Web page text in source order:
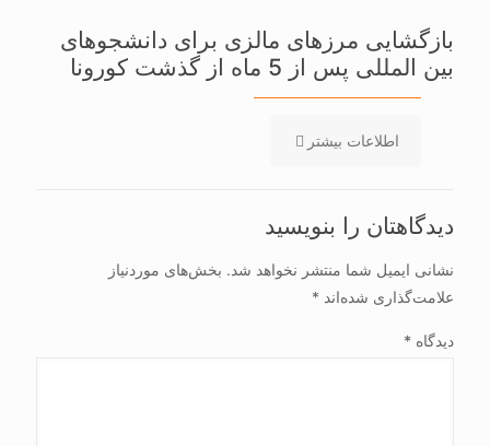
بازگشایی مرزهای مالزی برای دانشجوهای
بین المللی پس از 5 ماه از گذشت کورونا
اطلاعات بیشتر
دیدگاهتان را بنویسید
نشانی ایمیل شما منتشر نخواهد شد. بخش‌های موردنیاز
علامت‌گذاری شده‌اند *
دیدگاه *